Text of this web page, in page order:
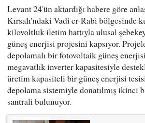
Levant 24'ün aktardığı habere göre
Kırsalı'ndaki Vadi er-Rabi bölgesinde
kilovoltluk iletim hattıyla ulusal
güneş enerjisi projesini kapsıyor.
depolamalı bir fotovoltaik güneş
megavatlık inverter kapasitesiyle
üretim kapasiteli bir güneş enerjisi
depolama sistemiyle donatılmış ikinci
santrali bulunuyor.